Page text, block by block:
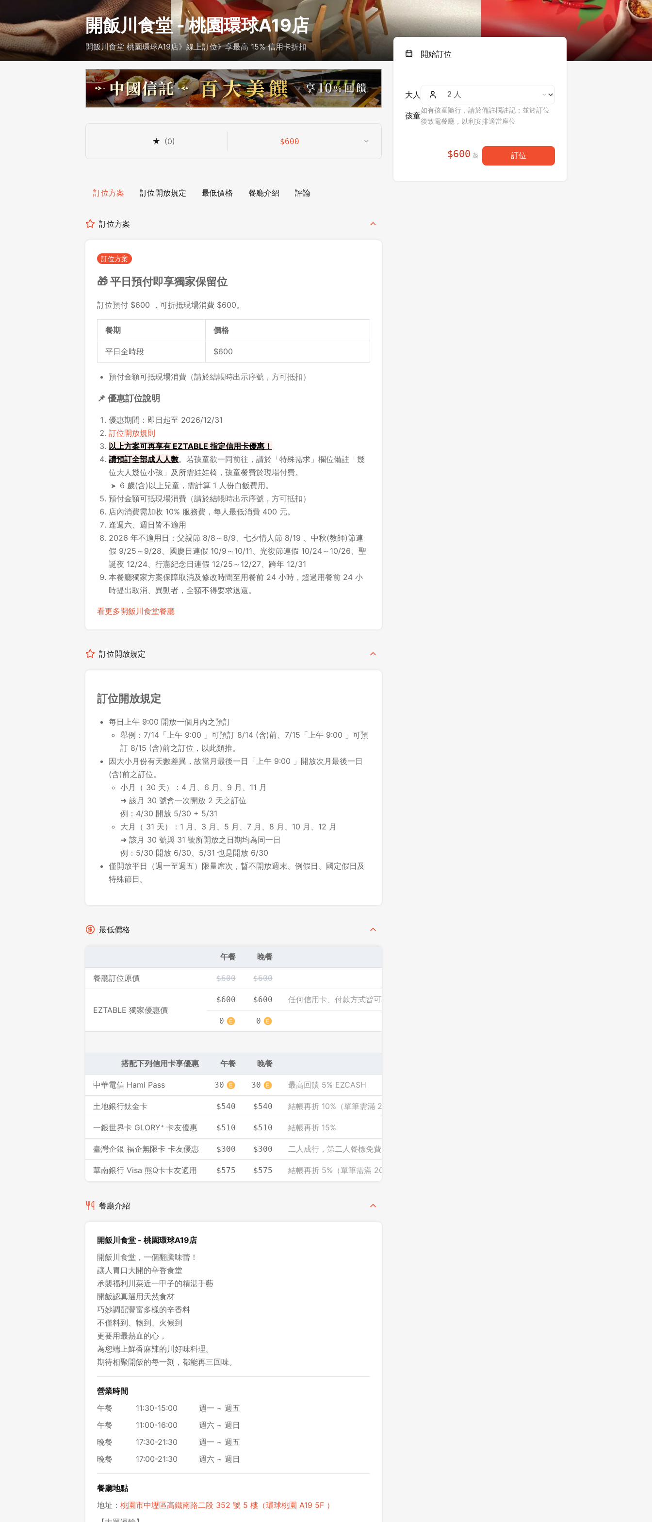
開飯川食堂 - 桃園環球A19店
開飯川食堂 桃園環球A19店》線上訂位》享最高 15% 信用卡折扣
★ (0) $600
訂位方案 訂位開放規定 最低價格 餐廳介紹 評論
訂位方案
訂位方案
🎁 平日預付即享獨家保留位
訂位預付 $600 ，可折抵現場消費 $600。
餐期 價格
平日全時段 $600
預付金額可抵現場消費（請於結帳時出示序號，方可抵扣）
📌 優惠訂位說明
優惠期間：即日起至 2026/12/31
訂位開放規則
以上方案可再享有 EZTABLE 指定信用卡優惠！
請預訂全部成人人數。若孩童欲一同前往，請於「特殊需求」欄位備註「幾
位大人幾位小孩」及所需娃娃椅，孩童餐費於現場付費。
6 歲(含)以上兒童，需計算 1 人份白飯費用。
預付金額可抵現場消費（請於結帳時出示序號，方可抵扣）
店內消費需加收 10% 服務費，每人最低消費 400 元。
逢週六、週日皆不適用
2026 年不適用日：父親節 8/8～8/9、七夕情人節 8/19 、中秋(教師)節連
假 9/25～9/28、國慶日連假 10/9～10/11、光復節連假 10/24～10/26、聖
誕夜 12/24、行憲紀念日連假 12/25～12/27、跨年 12/31
本餐廳獨家方案保障取消及修改時間至用餐前 24 小時，超過用餐前 24 小
時提出取消、異動者，全額不得要求退還。
看更多開飯川食堂餐廳
訂位開放規定
訂位開放規定
每日上午 9:00 開放一個月內之預訂
舉例：7/14「上午 9:00 」可預訂 8/14 (含)前、7/15「上午 9:00 」可預
訂 8/15 (含)前之訂位，以此類推。
因大小月份有天數差異，故當月最後一日「上午 9:00 」開放次月最後一日
(含)前之訂位。
小月（ 30 天）：4 月、6 月、9 月、11 月
➜ 該月 30 號會一次開放 2 天之訂位
例：4/30 開放 5/30 + 5/31
大月（ 31 天）：1 月、3 月、5 月、7 月、8 月、10 月、12 月
➜ 該月 30 號與 31 號所開放之日期均為同一日
例：5/30 開放 6/30、5/31 也是開放 6/30
僅開放平日（週一至週五）限量席次，暫不開放週末、例假日、國定假日及
特殊節日。
最低價格
午餐 晚餐
餐廳訂位原價 $600 $600
EZTABLE 獨家優惠價
$600 $600 任何信用卡、付款方式皆可享此優惠價
0 0
搭配下列信用卡享優惠 午餐 晚餐
中華電信 Hami Pass 30 30 最高回饋 5% EZCASH
土地銀行鈦金卡 $540 $540 結帳再折 10%（單筆需滿 2000）
一銀世界卡 GLORY⁺ 卡友優惠 $510 $510 結帳再折 15%
臺灣企銀 福企無限卡 卡友優惠 $300 $300 二人成行，第二人餐標免費（人均計）
華南銀行 Visa 熊Q卡卡友適用 $575 $575 結帳再折 5%（單筆需滿 2000）
餐廳介紹
開飯川食堂 - 桃園環球A19店
開飯川食堂，一個翻騰味蕾！
讓人胃口大開的辛香食堂
承襲福利川菜近一甲子的精湛手藝
開飯認真選用天然食材
巧妙調配豐富多樣的辛香料
不僅料到、物到、火候到
更要用最熱血的心，
為您端上鮮香麻辣的川好味料理。
期待相聚開飯的每一刻，都能再三回味。
營業時間
午餐
11:30-15:00
週一 ~ 週五
午餐
11:00-16:00
週六 ~ 週日
晚餐
17:30-21:30
週一 ~ 週五
晚餐
17:00-21:30 週六 ~ 週日
餐廳地點
地址： 桃園市中壢區高鐵南路二段 352 號 5 樓（環球桃園 A19 5F ）
開始訂位
大人
孩童
如有孩童隨行，請於備註欄註記；並於訂位
後致電餐廳，以利安排適當座位
$600 起 訂位
確定要登出嗎？